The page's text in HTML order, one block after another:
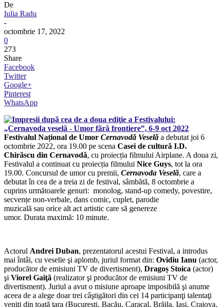
De
Iulia Radu
-
octombrie 17, 2022
0
273
Share
Facebook
Twitter
Google+
Pinterest
WhatsApp
Festivalul Național de Umor Cernavodă Veselă a debutat joi 6
octombrie 2022, ora 19.00 pe scena Casei de cultură I.D.
Chirăscu din Cernavodă, cu proiecția filmului Airplane. A doua zi,
Festivalul a continuat cu proiecția filmului Nice Guys, tot la ora
19.00. Concursul de umor cu premii, Cernavoda Veselă, care a
debutat în cea de a treia zi de festival, sâmbătă, 8 octombrie a
cuprins următoarele genuri: monolog, stand-up comedy, povestire,
secvențe non-verbale, dans comic, cuplet, parodie
muzicală sau orice alt act artistic care să genereze
umor. Durata maximă: 10 minute.
Actorul Andrei Duban, prezentatorul acestui Festival, a introdus
mai întâi, cu veselie şi aplomb, juriul format din: Ovidiu Ianu (actor,
producător de emisiuni TV de divertisment), Dragoș Stoica (actor)
şi Viorel Gaiţă (realizator şi producător de emisiuni TV de
divertisment). Juriul a avut o misiune aproape imposibilă şi anume
aceea de a alege doar trei câştigători din cei 14 participanţi talentaţi
veniţi din toată ţara (București, Bacău, Caracal, Brăila, Iaşi, Craiova,